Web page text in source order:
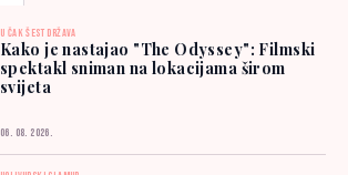
U ČAK ŠEST DRŽAVA
Kako je nastajao "The Odyssey": Filmski
spektakl sniman na lokacijama širom
svijeta
06. 08. 2026.